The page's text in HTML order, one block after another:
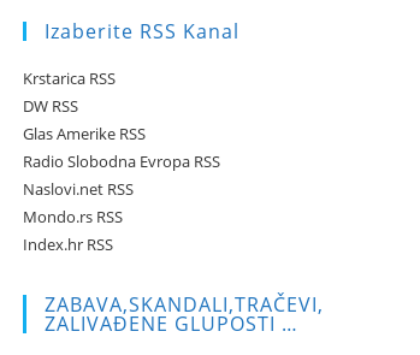
Izaberite RSS Kanal
Krstarica RSS
DW RSS
Glas Amerike RSS
Radio Slobodna Evropa RSS
Naslovi.net RSS
Mondo.rs RSS
Index.hr RSS
ZABAVA,SKANDALI,TRAČEVI,
ZALIVAĐENE GLUPOSTI …